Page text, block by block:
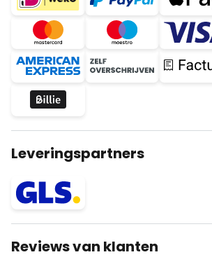
Leveringspartners
Reviews van klanten